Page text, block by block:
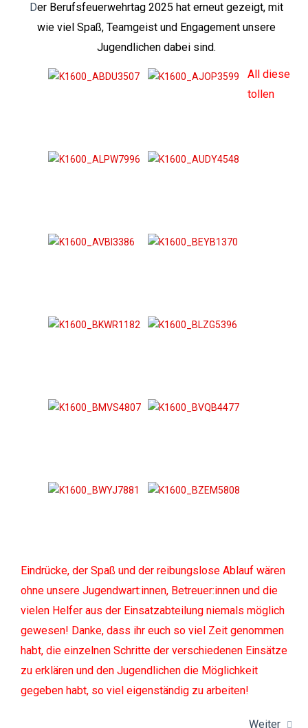
Der Berufsfeuerwehrtag 2025 hat erneut gezeigt, mit
wie viel Spaß, Teamgeist und Engagement unsere
Jugendlichen dabei sind.
All diese
tollen
Eindrücke, der Spaß und der reibungslose Ablauf wären
ohne unsere Jugendwart:innen, Betreuer:innen und die
vielen Helfer aus der Einsatzabteilung niemals möglich
gewesen! Danke, dass ihr euch so viel Zeit genommen
habt, die einzelnen Schritte der verschiedenen Einsätze
zu erklären und den Jugendlichen die Möglichkeit
gegeben habt, so viel eigenständig zu arbeiten!
Weiter